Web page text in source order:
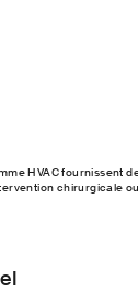
HVAC fournissent
chirurgicale